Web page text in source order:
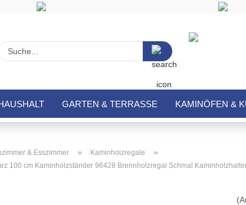
Suche...
GARTEN & TERRASSE KAMINÖFEN &
& Esszimmer » Kaminholzregale »
100 cm Kaminholzständer 96428 Brennholzregal Schmal